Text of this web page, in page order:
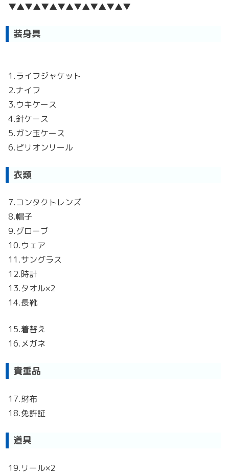
▼▲▼▲▼▲▼▲▼▲▼▲▼▲▼
装身具
1.ライフジャケット
2.ナイフ
3.ウキケース
4.針ケース
5.ガン玉ケース
6.ピリオンリール
衣類
7.コンタクトレンズ
8.帽子
9.グローブ
10.ウェア
11.サングラス
12.時計
13.タオル×2
14.長靴
15.着替え
16.メガネ
貴重品
17.財布
18.免許証
道具
19.リール×2